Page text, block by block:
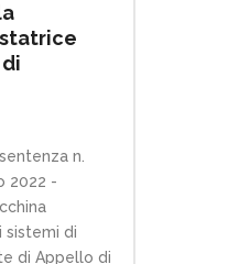
n.
2022 -
sistemi di
di Appello di